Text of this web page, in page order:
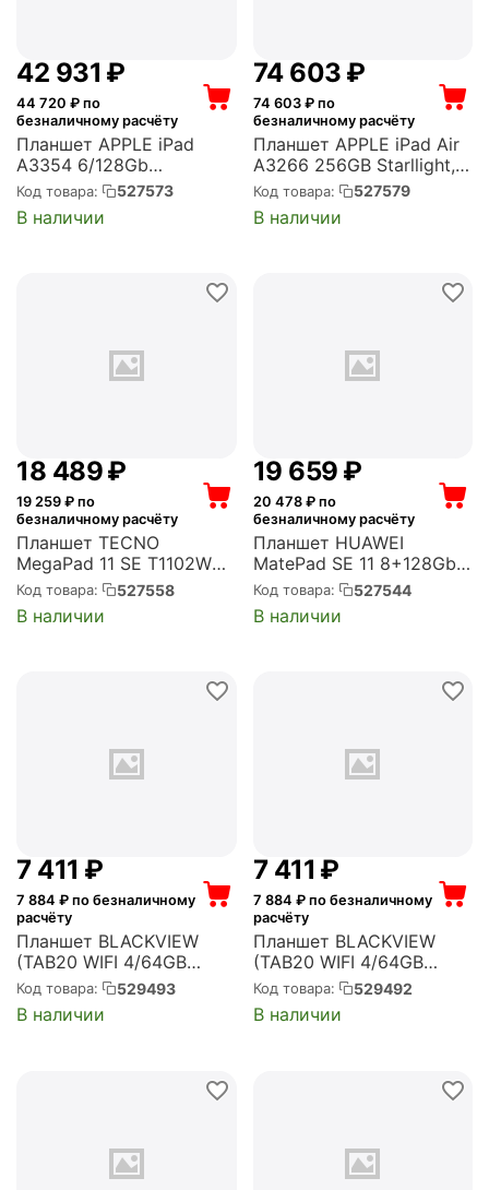
42 931 ₽
44 720 ₽ по
безналичному расчёту
Планшет APPLE iPad
A3354 6/128Gb
серебристый,
(невозможно установить
RuStore) (MD3Y4LL/A)
Код товара: 527573
В наличии
74 603 ₽
74 603₽ по
безналичному расчёту
Планшет APPLE iPad Air
A3266 256GB Starllight,
(невозможно установить
RuStore) (MCA44LL/A)
Код товара: 527579
В наличии
18 489₽
19 259 ₽ по
безналичному расчёту
Планшет TECNO
MegaPad 11 SE T1102W
685 (2.8) 8C RAM4Gb
ROM128Gb 10.95" IPS
1920x1200 Android 15
Код товара: 527558
В наличии
19 659 ₽
20 478₽ по
безналичному расчёту
Планшет HUAWEI
MatePad SE 11 8+128Gb
LTE Gray (53014PKC)
Код товара: 527544
В наличии
7 411 ₽
7 884 ₽ по безналичному
расчёту
Планшет BLACKVIEW
(TAB20 WIFI 4/64GB
GRAY)
Код товара: 529493
В наличии
7 411 ₽
7 884 ₽ по безналичному
расчёту
Планшет BLACKVIEW
(TAB20 WIFI 4/64GB
BLUE)
Код товара: 529492
В наличии